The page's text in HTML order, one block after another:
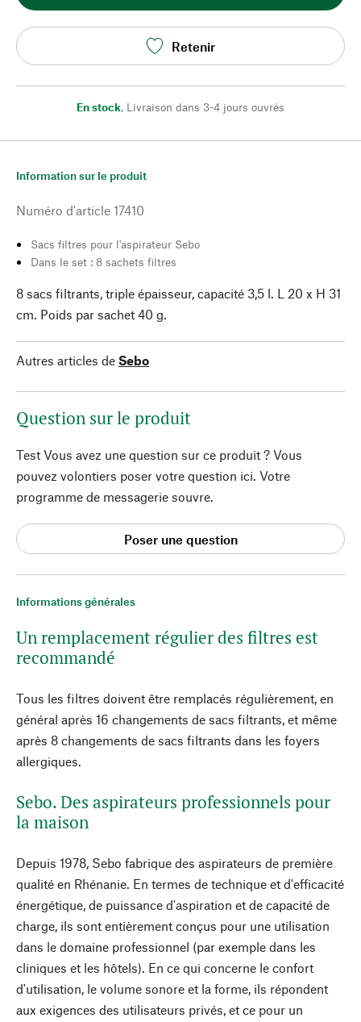
Retenir
En stock, Livraison dans 3-4 jours ouvrés
Informations générales
Un remplacement régulier des filtres est
recommandé
Tous les filtres doivent être remplacés régulièrement, en
général après 16 changements de sacs filtrants, et même
après 8 changements de sacs filtrants dans les foyers
allergiques.
Sebo. Des aspirateurs professionnels pour
la maison
Depuis 1978, Sebo fabrique des aspirateurs de première
qualité en Rhénanie. En termes de technique et d'efficacité
énergétique, de puissance d'aspiration et de capacité de
charge, ils sont entièrement conçus pour une utilisation
dans le domaine professionnel (par exemple dans les
cliniques et les hôtels). En ce qui concerne le confort
d'utilisation, le volume sonore et la forme, ils répondent
aux exigences des utilisateurs privés, et ce pour un
Information sur le produit
Numéro d'article 17410
Sacs filtres pour l'aspirateur Sebo
Dans le set : 8 sachets filtres
8 sacs filtrants, triple épaisseur, capacité 3,5 l. L 20 x H 31
cm. Poids par sachet 40 g.
Autres articles de Sebo
Question sur le produit
Test Vous avez une question sur ce produit ? Vous
pouvez volontiers poser votre question ici. Votre
programme de messagerie souvre.
Poser une question